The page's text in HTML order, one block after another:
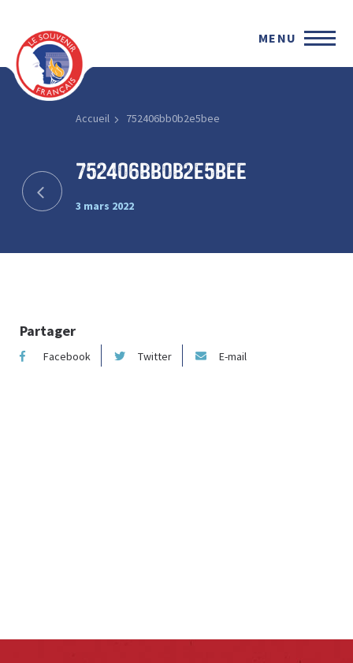
MENU
Accueil 752406bb0b2e5bee
752406bb0b2e5bee
3 mars 2022
Partager
Facebook Twitter E-mail